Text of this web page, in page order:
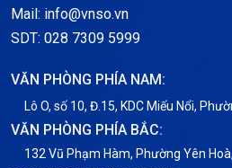
Mail: info@vnso.vn
SDT: 028 7309 5999
VĂN PHÒNG PHÍA NAM:
Lô O, số 10, Đ.15, KDC Miếu Nổi,
VĂN PHÒNG PHÍA BẮC:
132 Vũ Phạm Hàm, Phường Yên